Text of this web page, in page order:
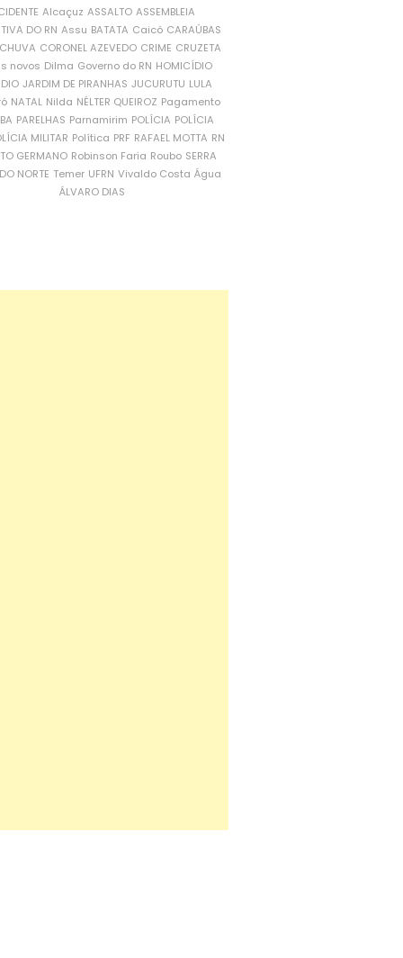
Alcaçuz ASSALTO ASSEMBLEIA
DO RN Assu BATATA Caicó CARAÚBAS
CORONEL AZEVEDO CRIME CRUZETA
novos Dilma Governo do RN HOMICÍDIO
JARDIM DE PIRANHAS JUCURUTU LULA
NATAL Nilda NÉLTER QUEIROZ Pagamento
PARELHAS Parnamirim POLÍCIA POLÍCIA
MILITAR Política PRF RAFAEL MOTTA RN
GERMANO Robinson Faria Roubo SERRA
NORTE Temer UFRN Vivaldo Costa Água
ÁLVARO DIAS